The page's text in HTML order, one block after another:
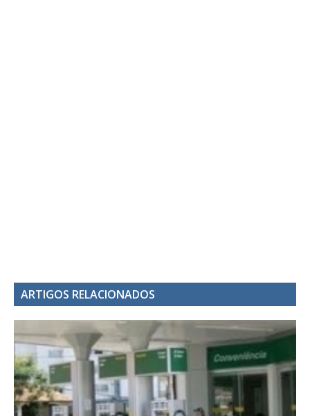
ARTIGOS RELACIONADOS